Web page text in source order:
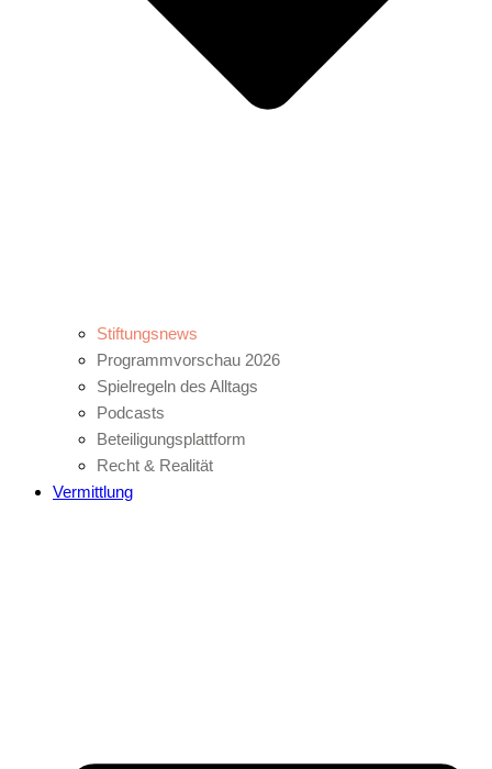
Stiftungsnews
Programmvorschau 2026
Spielregeln des Alltags
Podcasts
Beteiligungsplattform
Recht & Realität
Vermittlung